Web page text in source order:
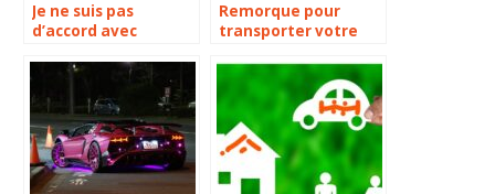
Je ne suis pas
d’accord avec
que faire ?
Remorque pour
transporter votre
moyen de déplacer
votre véhicule en
toute sécurité